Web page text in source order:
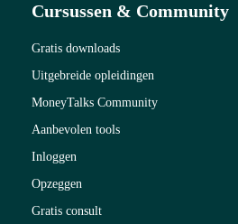
Cursussen & Community
Gratis downloads
Uitgebreide opleidingen
MoneyTalks Community
Aanbevolen tools
Inloggen
Opzeggen
Gratis consult